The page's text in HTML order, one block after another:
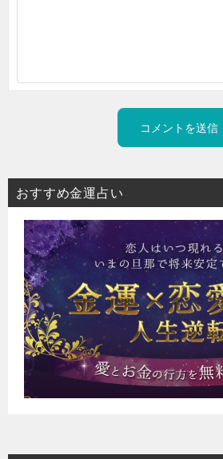
おすすめ金運占い